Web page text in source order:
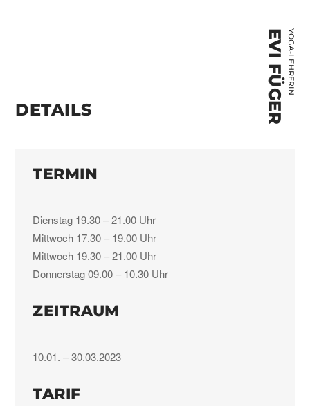
YOGA-LEHRERIN
EVI FÜGER
DETAILS
TERMIN
Dienstag 19.30 – 21.00 Uhr
Mittwoch 17.30 – 19.00 Uhr
Mittwoch 19.30 – 21.00 Uhr
Donnerstag 09.00 – 10.30 Uhr
ZEITRAUM
10.01. – 30.03.2023
TARIF